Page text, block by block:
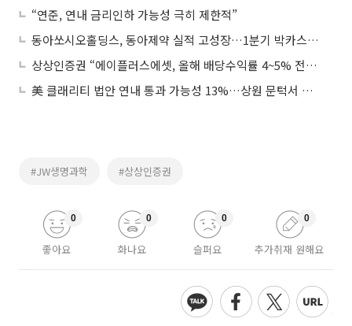
“연준, 연내 금리인하 가능성 극히 제한적”
동아쏘시오홀딩스, 동아제약 실적 고성장…1분기 박카스 매출액 17% ↑
상상인증권 “에이플러스에셋, 올해 배당수익률 4~5% 전망”
美 클래리티 법안 연내 통과 가능성 13%…상원 문턱서 제동
#JW생명과학 #상상인증권
좋아요
0
화나요
0
슬퍼요
0
추가취재 원해요
0